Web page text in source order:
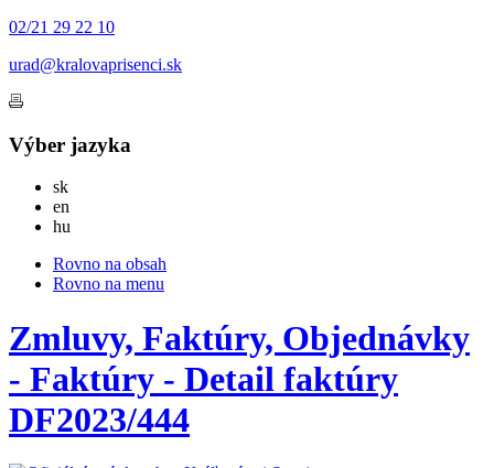
02/21 29 22 10
urad@kralovaprisenci.sk
Výber jazyka
skSlovensky
en
hu
Rovno na obsah
Rovno na menu
Zmluvy, Faktúry, Objednávky
- Faktúry - Detail faktúry
DF2023/444